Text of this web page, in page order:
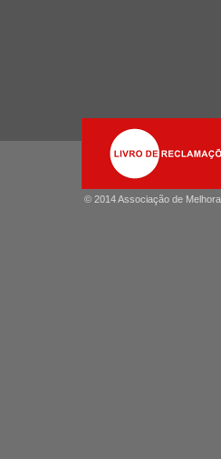
© 2014 Associação de